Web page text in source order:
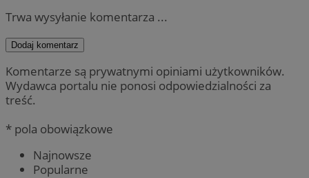
Trwa wysyłanie komentarza ...
Dodaj komentarz
Komentarze są prywatnymi opiniami użytkowników.
Wydawca portalu nie ponosi odpowiedzialności za
treść.
* pola obowiązkowe
Najnowsze
Popularne